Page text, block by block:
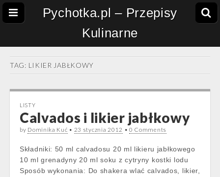
Pychotka.pl – Przepisy
Kulinarne
TAG: LIKIER JABŁKOWY
LISTY
Calvados i likier jabłkowy
by Dominika Kuć • 23 stycznia 2012 • 0 Comments
Składniki: 50 ml calvadosu 20 ml likieru jabłkowego
10 ml grenadyny 20 ml soku z cytryny kostki lodu
Sposób wykonania: Do shakera wlać calvados, likier,